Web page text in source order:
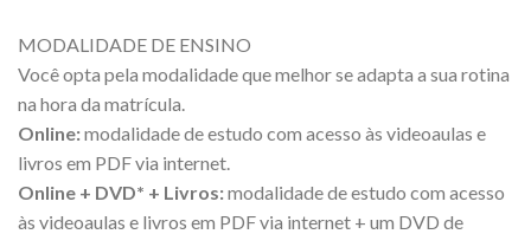
MODALIDADE DE ENSINO
Você opta pela modalidade que melhor se adapta a sua rotina
na hora da matrícula.
Online:modalidade de estudo com acesso às videoaulas e
livros em PDF via internet.
Online + DVD* + Livros:modalidade de estudo com acesso
às videoaulas e livros em PDF via internet + um DVD de